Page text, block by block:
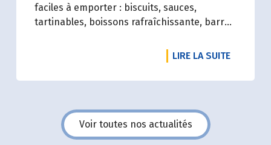
faciles à emporter : biscuits, sauces,
tartinables, boissons rafraîchissante, barres
une sélection de produits du 2 juillet au 12
LIRE LA SUITEDE
Voir toutes nos actualités